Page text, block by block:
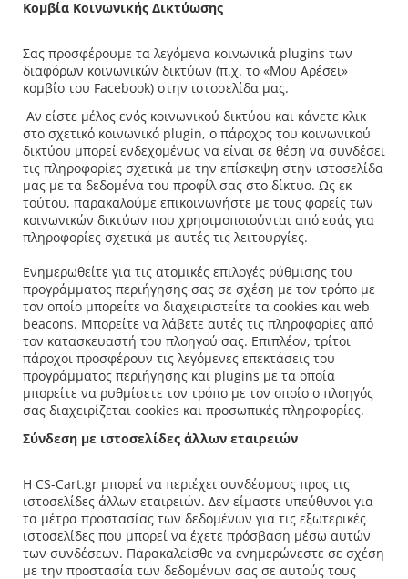
Κομβία Κοινωνικής Δικτύωσης
Σας προσφέρουμε τα λεγόμενα κοινωνικά plugins των
διαφόρων κοινωνικών δικτύων (π.χ. το «Μου Αρέσει»
κομβίο του Facebook) στην ιστοσελίδα μας.
Αν είστε μέλος ενός κοινωνικού δικτύου και κάνετε κλικ
στο σχετικό κοινωνικό plugin, ο πάροχος του κοινωνικού
δικτύου μπορεί ενδεχομένως να είναι σε θέση να συνδέσει
τις πληροφορίες σχετικά με την επίσκεψη στην ιστοσελίδα
μας με τα δεδομένα του προφίλ σας στο δίκτυο. Ως εκ
τούτου, παρακαλούμε επικοινωνήστε με τους φορείς των
κοινωνικών δικτύων που χρησιμοποιούνται από εσάς για
πληροφορίες σχετικά με αυτές τις λειτουργίες.
Ενημερωθείτε για τις ατομικές επιλογές ρύθμισης του
προγράμματος περιήγησης σας σε σχέση με τον τρόπο με
τον οποίο μπορείτε να διαχειριστείτε τα cookies και web
beacons. Μπορείτε να λάβετε αυτές τις πληροφορίες από
τον κατασκευαστή του πλοηγού σας. Επιπλέον, τρίτοι
πάροχοι προσφέρουν τις λεγόμενες επεκτάσεις του
προγράμματος περιήγησης και plugins με τα οποία
μπορείτε να ρυθμίσετε τον τρόπο με τον οποίο ο πλοηγός
σας διαχειρίζεται cookies και προσωπικές πληροφορίες.
Σύνδεση με ιστοσελίδες άλλων εταιρειών
Η CS-Cart.gr μπορεί να περιέχει συνδέσμους προς τις
ιστοσελίδες άλλων εταιρειών. Δεν είμαστε υπεύθυνοι για
τα μέτρα προστασίας των δεδομένων για τις εξωτερικές
ιστοσελίδες που μπορεί να έχετε πρόσβαση μέσω αυτών
των συνδέσεων. Παρακαλείσθε να ενημερώνεστε σε σχέση
με την προστασία των δεδομένων σας σε αυτούς τους